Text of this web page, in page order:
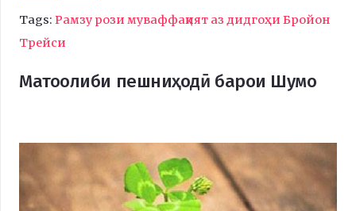
Tags: Рамзу рози муваффақият аз дидгоҳи Бройон
Трейси
Матоолиби пешниҳодӣ барои Шумо